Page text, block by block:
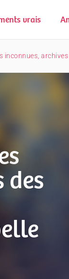
vrais
inconnues,
des